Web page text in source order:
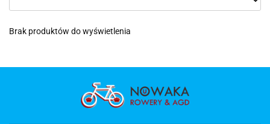
Brak produktów do wyświetlenia